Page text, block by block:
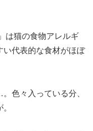
は猫の食物アレルギ
い代表的な食材がほぼ
色々入っている分、